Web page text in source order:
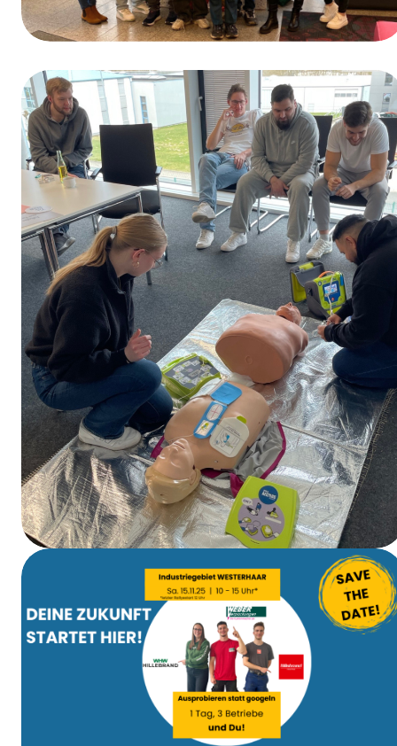
Winnaar van de prijsvraag ter gelegenheid
van de Dag van het Beroepsonderwijs